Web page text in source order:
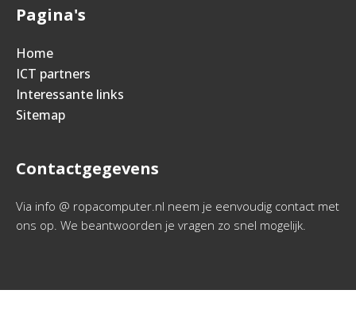
Pagina's
Home
ICT partners
Interessante links
Sitemap
Contactgegevens
Via info @ ropacomputer.nl neem je eenvoudig contact met
ons op. We beantwoorden je vragen zo snel mogelijk.